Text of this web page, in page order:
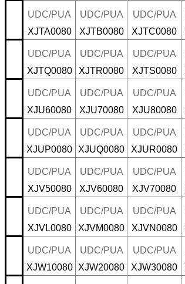
UDC/PUA
XJTA0080
UDC/PUA
XJTB0080
UDC/PUA
XJTC0080
UDC/PUA
XJTQ0080
UDC/PUA
XJTR0080
UDC/PUA
XJTS0080
UDC/PUA
XJU60080
UDC/PUA
XJU70080
UDC/PUA
XJU80080
UDC/PUA
XJUP0080
UDC/PUA
XJUQ0080
UDC/PUA
XJUR0080
UDC/PUA
XJV50080
UDC/PUA
XJV60080
UDC/PUA
XJV70080
UDC/PUA
XJVL0080
UDC/PUA
XJVM0080
UDC/PUA
XJVN0080
UDC/PUA
XJW10080
UDC/PUA
XJW20080
UDC/PUA
XJW30080